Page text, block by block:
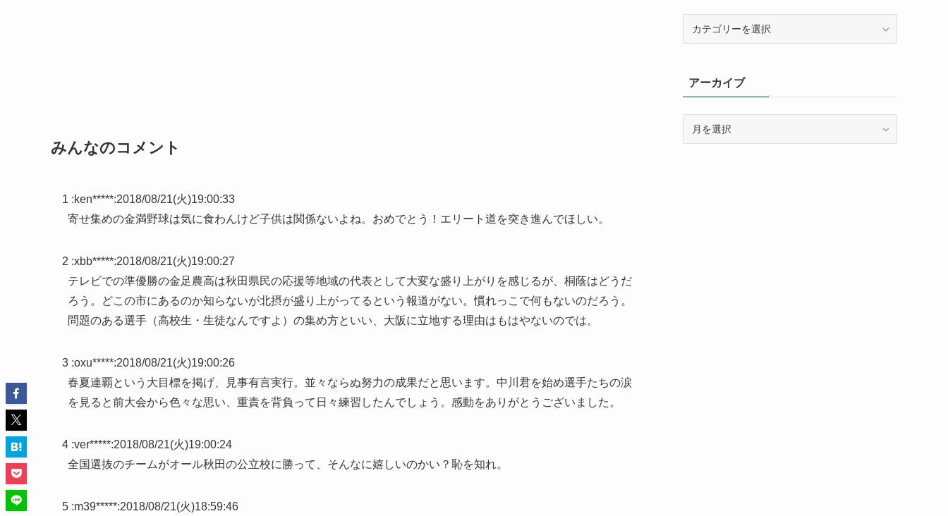
みんなのコメント
1 :ken*****:2018/08/21(火)19:00:33
寄せ集めの金満野球は気に食わんけど子供は関係ないよね。おめでとう！エリート道を突き進んでほしい。
2 :xbb*****:2018/08/21(火)19:00:27
テレビでの準優勝の金足農高は秋田県民の応援等地域の代表として大変な盛り上がりを感じるが、桐蔭はどうだ
ろう。どこの市にあるのか知らないが北摂が盛り上がってるという報道がない。慣れっこで何もないのだろう。
問題のある選手（高校生・生徒なんですよ）の集め方といい、大阪に立地する理由はもはやないのでは。
3 :oxu*****:2018/08/21(火)19:00:26
春夏連覇という大目標を掲げ、見事有言実行。並々ならぬ努力の成果だと思います。中川君を始め選手たちの涙
を見ると前大会から色々な思い、重責を背負って日々練習したんでしょう。感動をありがとうございました。
4 :ver*****:2018/08/21(火)19:00:24
全国選抜のチームがオール秋田の公立校に勝って、そんなに嬉しいのかい？恥を知れ。
5 :m39*****:2018/08/21(火)18:59:46
ーアーカイブ